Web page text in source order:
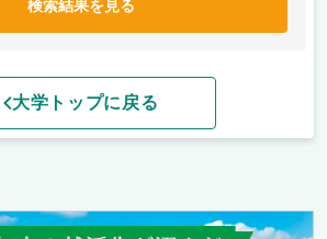
検索結果を見る
大学トップに戻る